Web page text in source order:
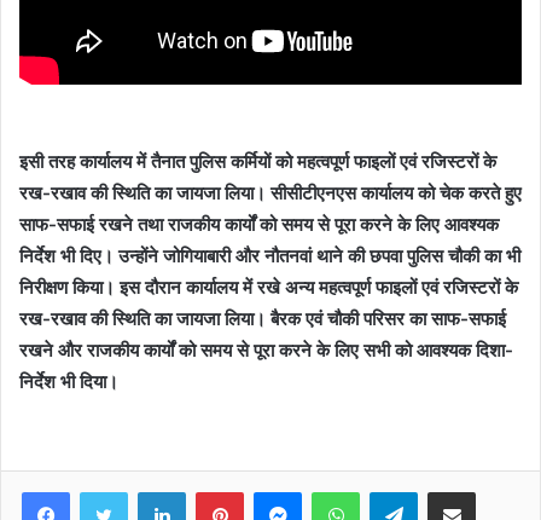
इसी तरह कार्यालय में तैनात पुलिस कर्मियों को महत्वपूर्ण फाइलों एवं रजिस्टरों के
रख-रखाव की स्थिति का जायजा लिया। सीसीटीएनएस कार्यालय को चेक करते हुए
साफ-सफाई रखने तथा राजकीय कार्यों को समय से पूरा करने के लिए आवश्यक
निर्देश भी दिए। उन्होंने जोगियाबारी और नौतनवां थाने की छपवा पुलिस चौकी का भी
निरीक्षण किया। इस दौरान कार्यालय में रखे अन्य महत्वपूर्ण फाइलों एवं रजिस्टरों के
रख-रखाव की स्थिति का जायजा लिया। बैरक एवं चौकी परिसर का साफ-सफाई
रखने और राजकीय कार्यों को समय से पूरा करने के लिए सभी को आवश्यक दिशा-
निर्देश भी दिया।
FacebookTwitter LinkedInPinterestMessengerWhatsAppTelegramShare via Email